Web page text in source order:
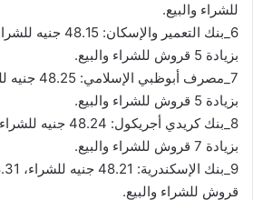
للشراء والبيع.
بزيادة 5 قروش للشراء والبيع.
بزيادة 5 قروش للشراء والبيع.
بزيادة 7 قروش للشراء والبيع.
قروش للشراء والبيع.